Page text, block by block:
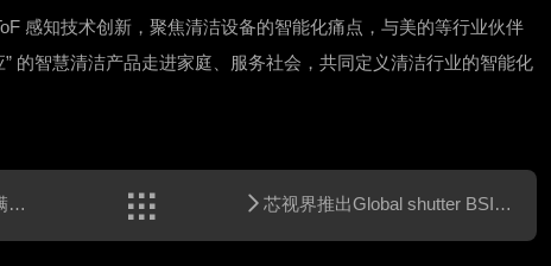
感知技术创新，聚焦清洁设备的智能化痛点，与美的等行业伙伴
的智慧清洁产品走进家庭、服务社会，共同定义清洁行业的智能化
 芯视界推出Global shutter BSI SPAD芯片